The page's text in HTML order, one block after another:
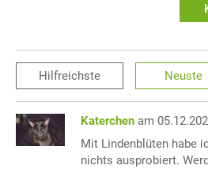
Hilfreichste Neuste
Katerchen am
Mit Lindenblüten habe
nichts ausprobiert.